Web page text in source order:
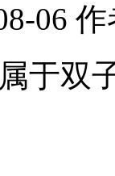
06 作
于双